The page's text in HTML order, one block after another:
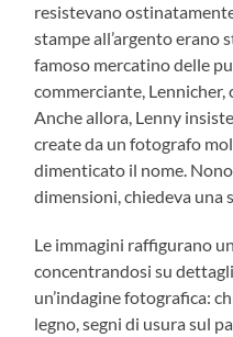
resistevano
stampe all’argento erano
famoso mercatino delle
commerciante, Lennicher,
Anche allora, Lenny
create da un fotografo
dimenticato il nome.
dimensioni, chiedeva una
Le immagini raffigurano
concentrandosi su
un’indagine fotografica:
legno, segni di usura sul